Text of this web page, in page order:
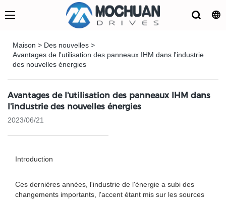
Maison > Des nouvelles >
Avantages de l'utilisation des panneaux IHM dans l'industrie
des nouvelles énergies
Avantages de l'utilisation des panneaux IHM dans
l'industrie des nouvelles énergies
2023/06/21
Introduction
Ces dernières années, l'industrie de l'énergie a subi des
changements importants, l'accent étant mis sur les sources